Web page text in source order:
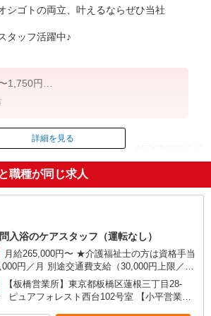
シゴトの両立、叶えるならぜひ当社
タッフ活躍中♪
1,750円
定あり）
ID：AE0626555641
掲載期間終了
詳細を見る
職種が同じ求人
入浴のケアスタッフ（運転なし）
月給265,000円〜 ★介護福祉士の方は資格手当
円／月 別途交通費支給（30,000円上限／
別途残業手当（月平均残業時間15時間）残業
額支給
【板橋営業所】東京都板橋区蓮根三丁目28-
ピュアフォレスト西台102号室 【小平営業